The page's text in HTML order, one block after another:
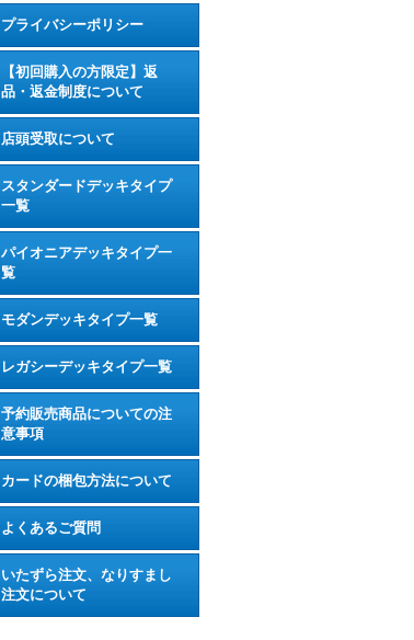
プライバシーポリシー
【初回購入の方限定】返
品・返金制度について
店頭受取について
スタンダードデッキタイプ
一覧
パイオニアデッキタイプ一
覧
モダンデッキタイプ一覧
レガシーデッキタイプ一覧
予約販売商品についての注
意事項
カードの梱包方法について
よくあるご質問
いたずら注文、なりすまし
注文について